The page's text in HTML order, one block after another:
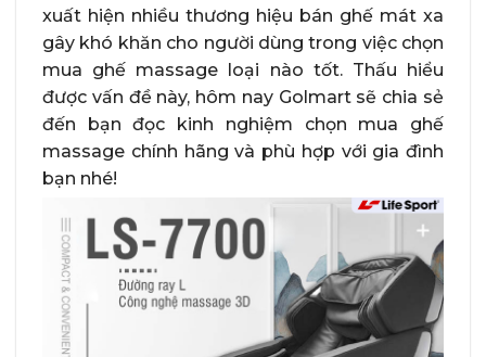
xuất hiện nhiều thương hiệu bán ghế mát xa
gây khó khăn cho người dùng trong việc chọn
mua ghế massage loại nào tốt. Thấu hiểu
được vấn đề này, hôm nay Golmart sẽ chia sẻ
đến bạn đọc kinh nghiệm chọn mua ghế
massage chính hãng và phù hợp với gia đình
bạn nhé!